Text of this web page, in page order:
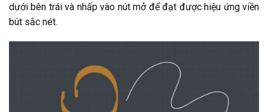
dưới bên trái và nhấp vào nút mở để đạt được hiệu ứng viền
bút sắc nét.